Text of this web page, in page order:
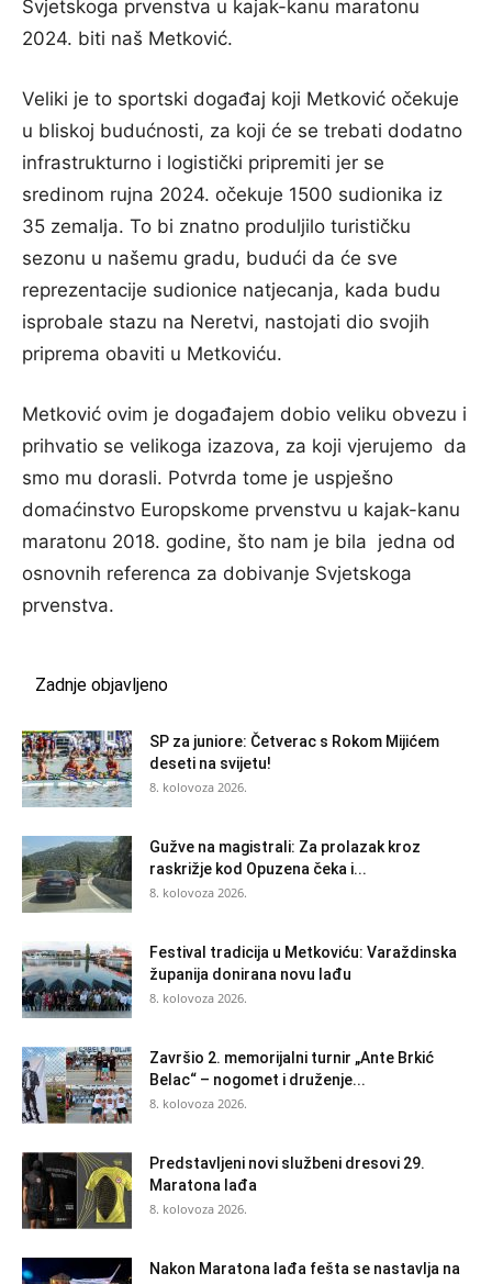
Svjetskoga prvenstva u kajak-kanu maratonu
2024. biti naš Metković.
Veliki je to sportski događaj koji Metković očekuje
u bliskoj budućnosti, za koji će se trebati dodatno
infrastrukturno i logistički pripremiti jer se
sredinom rujna 2024. očekuje 1500 sudionika iz
35 zemalja. To bi znatno produljilo turističku
sezonu u našemu gradu, budući da će sve
reprezentacije sudionice natjecanja, kada budu
isprobale stazu na Neretvi, nastojati dio svojih
priprema obaviti u Metkoviću.
Metković ovim je događajem dobio veliku obvezu i
prihvatio se velikoga izazova, za koji vjerujemo da
smo mu dorasli. Potvrda tome je uspješno
domaćinstvo Europskome prvenstvu u kajak-kanu
maratonu 2018. godine, što nam je bila jedna od
osnovnih referenca za dobivanje Svjetskoga
prvenstva.
Zadnje objavljeno
SP za juniore: Četverac s Rokom Mijićem
deseti na svijetu!
8. kolovoza 2026.
Gužve na magistrali: Za prolazak kroz
raskrižje kod Opuzena čeka i...
8. kolovoza 2026.
Festival tradicija u Metkoviću: Varaždinska
županija donirana novu lađu
8. kolovoza 2026.
Završio 2. memorijalni turnir „Ante Brkić
Belac“ – nogomet i druženje...
8. kolovoza 2026.
Predstavljeni novi službeni dresovi 29.
Maratona lađa
8. kolovoza 2026.
Nakon Maratona lađa fešta se nastavlja na